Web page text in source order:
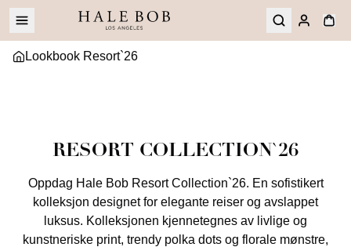
Lookbook Resort`26
RESORT COLLECTION`26
Oppdag Hale Bob Resort Collection`26. En sofistikert
kolleksjon designet for elegante reiser og avslappet
luksus. Kolleksjonen kjennetegnes av livlige og
kunstneriske print, trendy polka dots og florale mønstre,